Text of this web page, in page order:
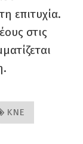
επιτυχία.
στις
ΚΝΕ